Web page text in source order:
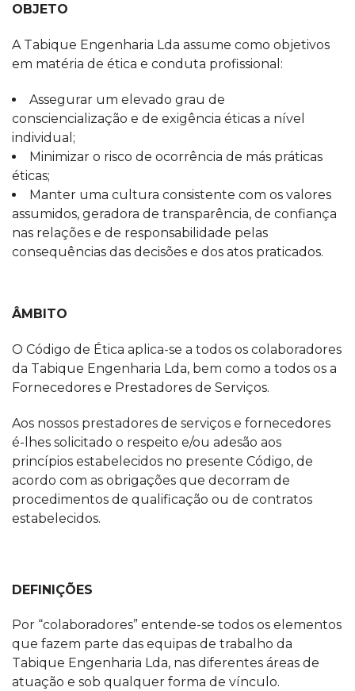
OBJETO
A Tabique Engenharia Lda assume como objetivos
em matéria de ética e conduta profissional:
Assegurar um elevado grau de
consciencialização e de exigência éticas a nível
individual;
Minimizar o risco de ocorrência de más práticas
éticas;
Manter uma cultura consistente com os valores
assumidos, geradora de transparência, de confiança
nas relações e de responsabilidade pelas
consequências das decisões e dos atos praticados.
ÂMBITO
O Código de Ética aplica-se a todos os colaboradores
da Tabique Engenharia Lda, bem como a todos os a
Fornecedores e Prestadores de Serviços.
Aos nossos prestadores de serviços e fornecedores
é-lhes solicitado o respeito e/ou adesão aos
princípios estabelecidos no presente Código, de
acordo com as obrigações que decorram de
procedimentos de qualificação ou de contratos
estabelecidos.
DEFINIÇÕES
Por “colaboradores” entende-se todos os elementos
que fazem parte das equipas de trabalho da
Tabique Engenharia Lda, nas diferentes áreas de
atuação e sob qualquer forma de vínculo.